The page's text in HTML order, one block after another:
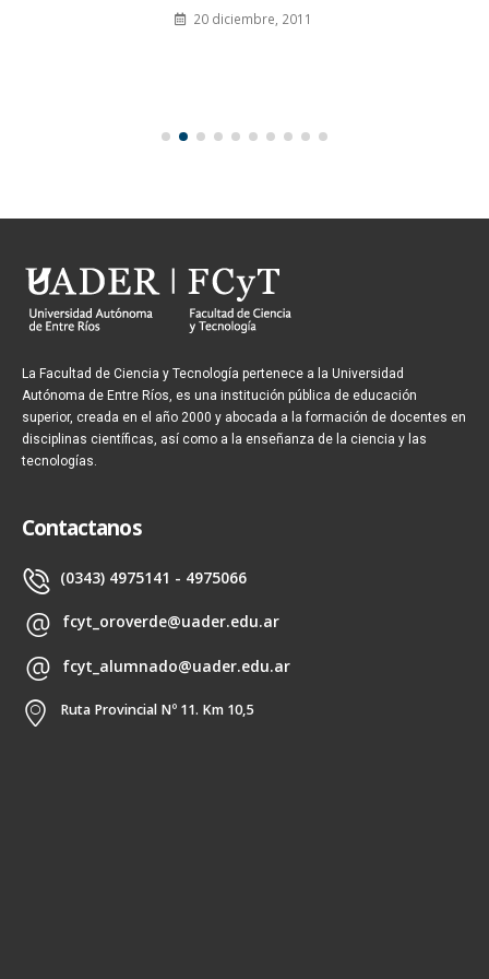
La Facultad de Ciencia y Tecnología pertenece a la Universidad
Autónoma de Entre Ríos, es una institución pública de educación
superior, creada en el año 2000 y abocada a la formación de docentes en
disciplinas científicas, así como a la enseñanza de la ciencia y las
tecnologías.
Contactanos
(0343) 4975141 - 4975066
fcyt_oroverde@uader.edu.ar
fcyt_alumnado@uader.edu.ar
Ruta Provincial Nº 11. Km 10,5